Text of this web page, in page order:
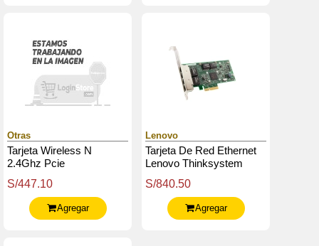
Otras
Tarjeta Wireless N
2.4Ghz Pcie
S/447.10
Agregar
Lenovo
Tarjeta De Red Ethernet
Lenovo Thinksystem
(Rj-45), 4-Puertos Pcie
S/840.50
Agregar